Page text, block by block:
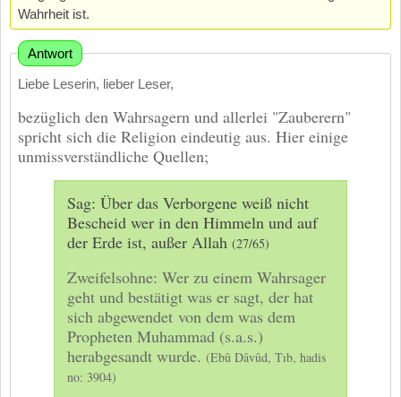
Wahrheit ist.
Antwort
Liebe Leserin, lieber Leser,
bezüglich den Wahrsagern und allerlei "Zauberern"
spricht sich die Religion eindeutig aus. Hier einige
unmissverständliche Quellen;
Sag: Über das Verborgene weiß nicht
Bescheid wer in den Himmeln und auf
der Erde ist, außer Allah (27/65)
Zweifelsohne: Wer zu einem Wahrsager
geht und bestätigt was er sagt, der hat
sich abgewendet von dem was dem
Propheten Muhammad (s.a.s.)
herabgesandt wurde. (Ebû Dâvûd, Tıb, hadis
no: 3904)